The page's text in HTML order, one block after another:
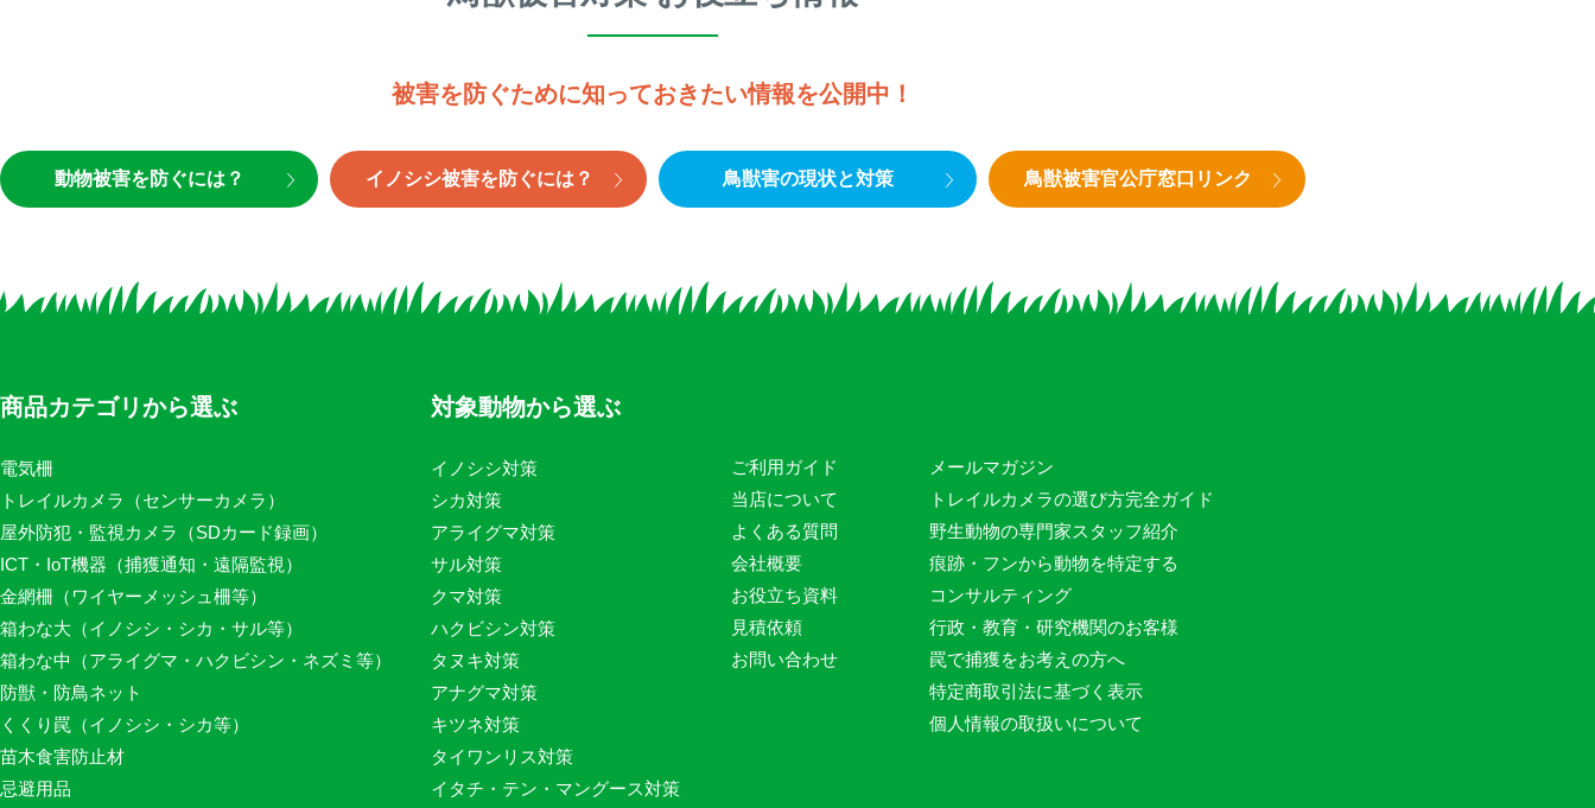
被害を防ぐために知っておきたい情報を公開中！
動物被害を防ぐには？ イノシシ被害を防ぐには？ 鳥獣害の現状と対策 鳥獣被害官公庁窓口リンク
商品カテゴリから選ぶ
電気柵
トレイルカメラ（センサーカメラ）
屋外防犯・監視カメラ（SDカード録画）
ICT・IoT機器（捕獲通知・遠隔監視）
金網柵（ワイヤーメッシュ柵等）
箱わな大（イノシシ・シカ・サル等）
箱わな中（アライグマ・ハクビシン・ネズミ等）
防獣・防鳥ネット
くくり罠（イノシシ・シカ等）
苗木食害防止材
忌避用品
対象動物から選ぶ
イノシシ対策
シカ対策
アライグマ対策
サル対策
クマ対策
ハクビシン対策
タヌキ対策
アナグマ対策
キツネ対策
タイワンリス対策
イタチ・テン・マングース対策
ご利用ガイド
当店について
よくある質問
会社概要
お役立ち資料
見積依頼
お問い合わせ
メールマガジン
トレイルカメラの選び方完全ガイド
野生動物の専門家スタッフ紹介
痕跡・フンから動物を特定する
コンサルティング
行政・教育・研究機関のお客様
罠で捕獲をお考えの方へ
特定商取引法に基づく表示
個人情報の取扱いについて